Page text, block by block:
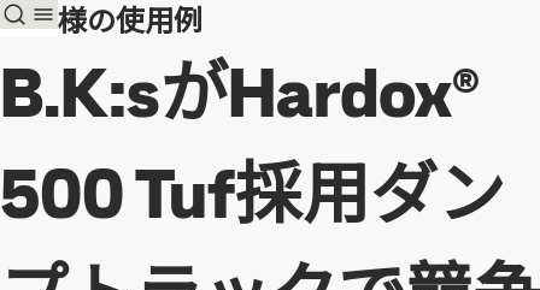
お客様の使用例
B.K:sがHardox®
500 Tuf採用ダン